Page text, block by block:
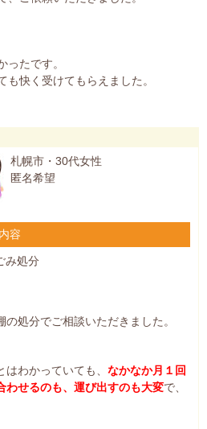
ったです。
も快く受けてもらえました。
札幌市・30代女性
匿名希望
容
み処分
処分でご相談いただきました。
わかっていても、 なかなか月１回
わせるのも、運び出すのも大変で、